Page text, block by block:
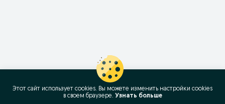
Этот сайт использует cookies. Вы можете изменить настройки cookies
в своeм браузере. Узнать больше